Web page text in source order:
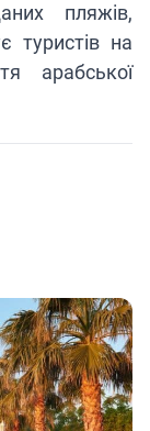
пляжів,
туристів на
арабської